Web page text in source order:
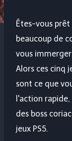
Êtes-vous
beaucoup de
vous
Alors ces cinq
sont ce que
l'action
des boss
jeux PS5.